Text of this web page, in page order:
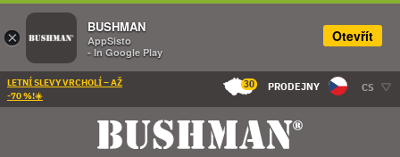
LETNÍ SLEVY VRCHOLÍ – AŽ
-70 %!☀️
30 PRODEJNY CS
×
BUSHMAN
AppSisto
- In Google Play
Otevřít